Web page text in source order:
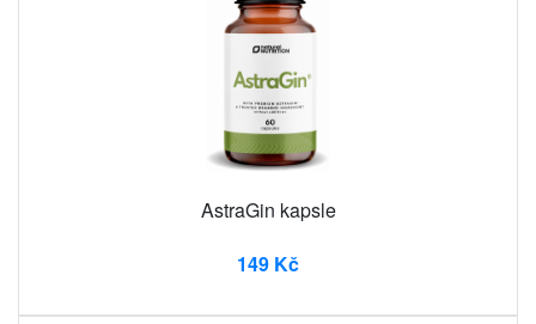
AstraGin kapsle
149 Kč